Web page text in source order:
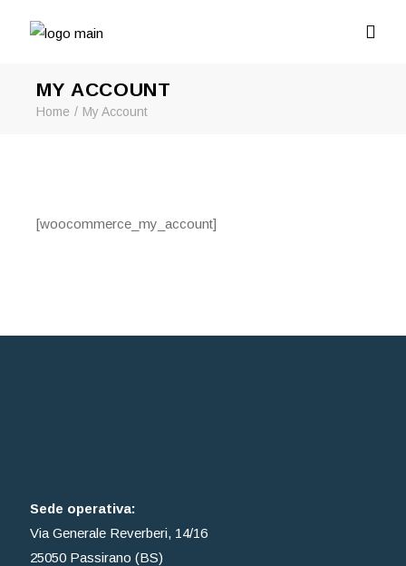
MY ACCOUNT
Home My Account
[woocommerce_my_account]
Sede operativa:
Via Generale Reverberi, 14/16
25050 Passirano (BS)